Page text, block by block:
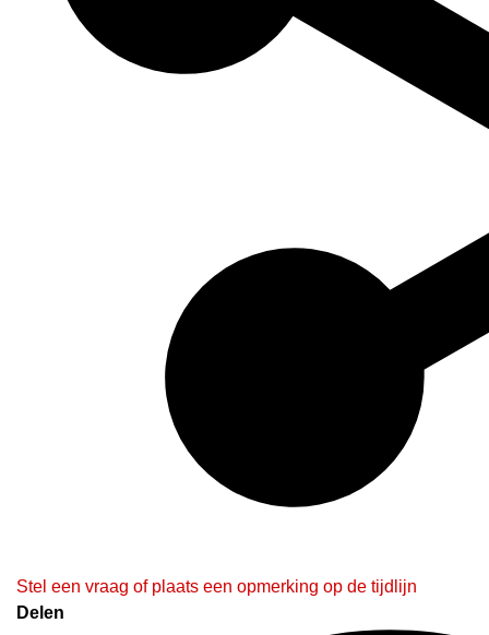
Stel een vraag of plaats een opmerking op de tijdlijn
Delen